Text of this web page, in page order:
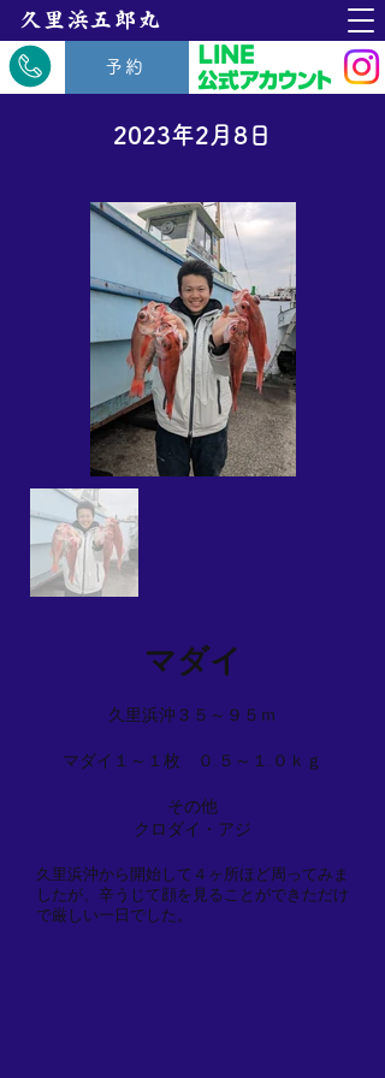
​久里浜五郎丸
予約
2023年2月8日
マダイ
久里浜沖３５～９５ｍ
マダイ１～１枚 ０.５～１.０ｋｇ
その他
クロダイ・アジ
久里浜沖から開始して４ヶ所ほど周ってみま
したが、辛うじて顔を見ることができただけ
で厳しい一日でした。